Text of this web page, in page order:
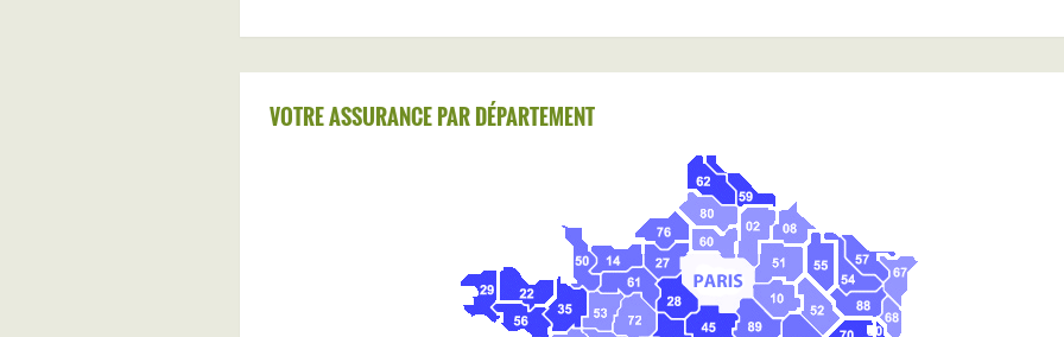
VOTRE ASSURANCE PAR DÉPARTEMENT